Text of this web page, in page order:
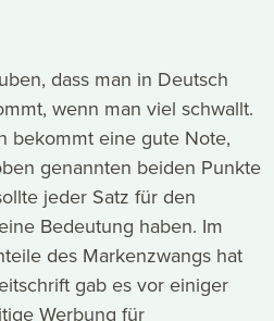
dass man in Deutsch
wenn man viel schwallt.
bekommt eine gute Note,
genannten beiden Punkte
jeder Satz für den
Bedeutung haben. Im
des Markenzwangs hat
gab es vor einiger
Werbung für